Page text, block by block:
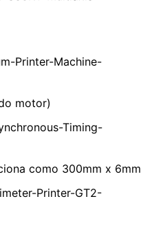
Printer-Machine-
motor)
Timing-
como 300mm x 6mm
Printer-GT2-